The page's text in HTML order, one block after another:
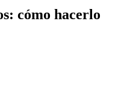
cómo hacerlo